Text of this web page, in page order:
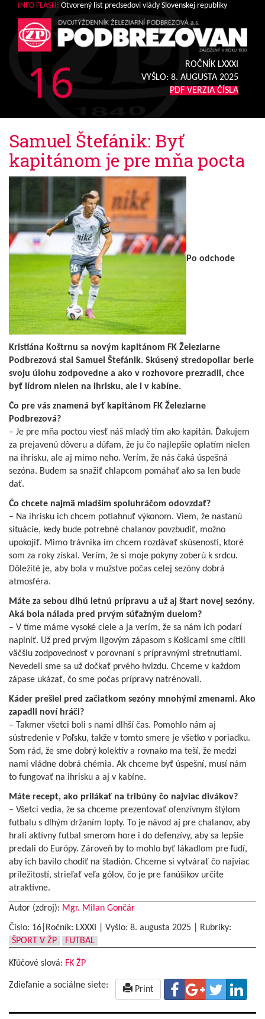
INFO FLASH: Otvorený list predsedovi vlády Slovenskej republiky
16
ROČNÍK LXXXI
VYŠLO: 8. AUGUSTA 2025
PDF VERZIA ČÍSLA
Samuel Štefánik: Byť
kapitánom je pre mňa pocta
Po odchode
Kristiána Koštrnu sa novým kapitánom FK Železiarne
Podbrezová stal Samuel Štefánik. Skúsený stredopoliar berie
svoju úlohu zodpovedne a ako v rozhovore prezradil, chce
byť lídrom nielen na ihrisku, ale i v kabíne.
Čo pre vás znamená byť kapitánom FK Železiarne
Podbrezová?
– Je pre mňa poctou viesť náš mladý tím ako kapitán. Ďakujem
za prejavenú dôveru a dúfam, že ju čo najlepšie oplatím nielen
na ihrisku, ale aj mimo neho. Verím, že nás čaká úspešná
sezóna. Budem sa snažiť chlapcom pomáhať ako sa len bude
dať.
Čo chcete najmä mladším spoluhráčom odovzdať?
– Na ihrisku ich chcem potiahnuť výkonom. Viem, že nastanú
situácie, kedy bude potrebné chalanov povzbudiť, možno
upokojiť. Mimo trávnika im chcem rozdávať skúsenosti, ktoré
som za roky získal. Verím, že si moje pokyny zoberú k srdcu.
Dôležité je, aby bola v mužstve počas celej sezóny dobrá
atmosféra.
Máte za sebou dlhú letnú prípravu a už aj štart novej sezóny.
Aká bola nálada pred prvým súťažným duelom?
– V tíme máme vysoké ciele a ja verím, že sa nám ich podarí
naplniť. Už pred prvým ligovým zápasom s Košicami sme cítili
väčšiu zodpovednosť v porovnaní s prípravnými stretnutiami.
Nevedeli sme sa už dočkať prvého hvizdu. Chceme v každom
zápase ukázať, čo sme počas prípravy natrénovali.
Káder prešiel pred začiatkom sezóny mnohými zmenami. Ako
zapadli noví hráči?
– Takmer všetci boli s nami dlhší čas. Pomohlo nám aj
sústredenie v Poľsku, takže v tomto smere je všetko v poriadku.
Som rád, že sme dobrý kolektív a rovnako ma teší, že medzi
nami vládne dobrá chémia. Ak chceme byť úspešní, musí nám
to fungovať na ihrisku a aj v kabíne.
Máte recept, ako prilákať na tribúny čo najviac divákov?
– Všetci vedia, že sa chceme prezentovať ofenzívnym štýlom
futbalu s dlhým držaním lopty. To je návod aj pre chalanov, aby
hrali aktívny futbal smerom hore i do defenzívy, aby sa lepšie
predali do Európy. Zároveň by to mohlo byť lákadlom pre ľudí,
aby ich bavilo chodiť na štadión. Chceme si vytvárať čo najviac
príležitostí, strieľať veľa gólov, čo je pre fanúšikov určite
atraktívne.
Autor (zdroj): Mgr. Milan Gončár
Číslo: 16|Ročník: LXXXI | Vyšlo: 8. augusta 2025
Rubriky:
ŠPORT V ŽP
FUTBAL
Kľúčové slová: FK ŽP
Zdieľanie a sociálne siete: Print